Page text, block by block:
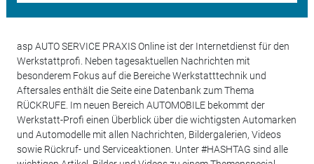
asp AUTO SERVICE PRAXIS Online ist der Internetdienst für den
Werkstattprofi. Neben tagesaktuellen Nachrichten mit
besonderem Fokus auf die Bereiche Werkstatttechnik und
Aftersales enthält die Seite eine Datenbank zum Thema
RÜCKRUFE. Im neuen Bereich AUTOMOBILE bekommt der
Werkstatt-Profi einen Überblick über die wichtigsten Automarken
und Automodelle mit allen Nachrichten, Bildergalerien, Videos
sowie Rückruf- und Serviceaktionen. Unter #HASHTAG sind alle